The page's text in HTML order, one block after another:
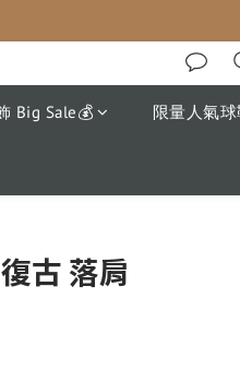
Big Sale💰 限量人氣
古 落肩